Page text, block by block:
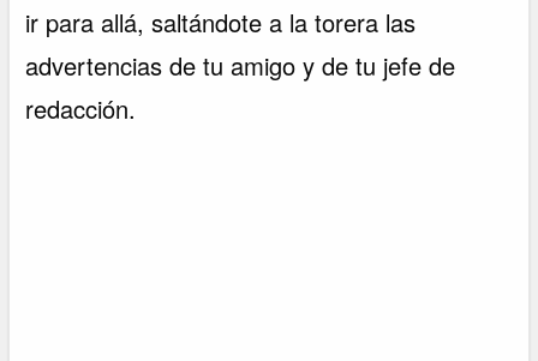
ir para allá, saltándote a la torera las
advertencias de tu amigo y de tu jefe de
redacción.